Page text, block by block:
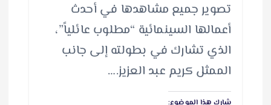
تصوير جميع مشاهدها في أحدث
أعمالها السينمائية “مطلوب عائلياً”،
الذي تشارك في بطولته إلى جانب
الممثل كريم عبد العزيز.…
شارك هذا الموضوع: